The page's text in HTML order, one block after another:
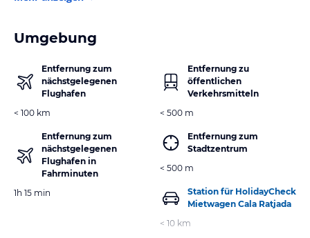
Umgebung
Entfernung zum
nächstgelegenen
Flughafen
< 100 km
Entfernung zum
nächstgelegenen
Flughafen in
Fahrminuten
1h 15 min
Entfernung zu
öffentlichen
Verkehrsmitteln
< 500 m
Entfernung zum
Stadtzentrum
< 500 m
Station für HolidayCheck
Mietwagen Cala Ratjada
< 10 km